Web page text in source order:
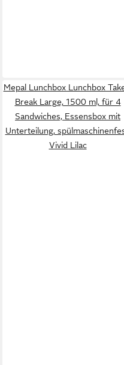
Mepal Lunchbox Lunchbox
Break Large, 1500 ml, für 4
Sandwiches, Essensbox mit
Unterteilung,
Vivid Lilac